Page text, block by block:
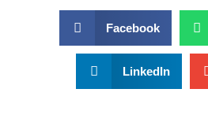
Facebook
LinkedIn